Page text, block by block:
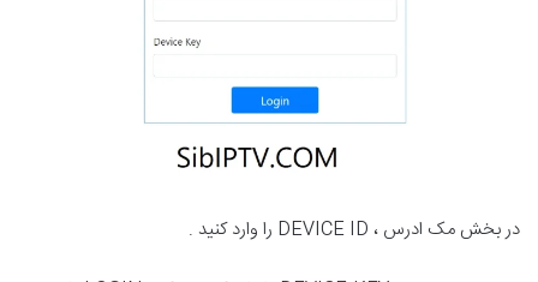
در بخش مک ادرس ، DEVICE ID را وارد کنید .